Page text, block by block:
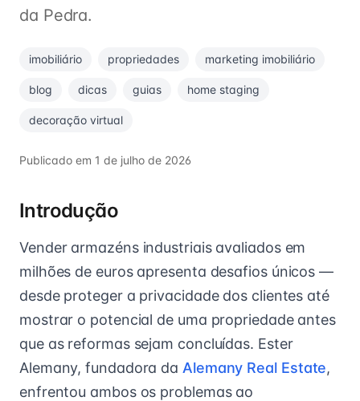
da Pedra.
imobiliário propriedades marketing imobiliário
blog dicas guias home staging
decoração virtual
Publicado em 1 de julho de 2026
Introdução
Vender armazéns industriais avaliados em
milhões de euros apresenta desafios únicos —
desde proteger a privacidade dos clientes até
mostrar o potencial de uma propriedade antes
que as reformas sejam concluídas. Ester
Alemany, fundadora da Alemany Real Estate,
enfrentou ambos os problemas ao